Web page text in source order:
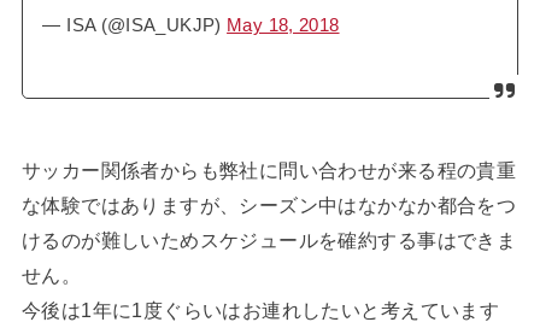
— ISA (@ISA_UKJP) May 18, 2018
サッカー関係者からも弊社に問い合わせが来る程の貴重
な体験ではありますが、シーズン中はなかなか都合をつ
けるのが難しいためスケジュールを確約する事はできま
せん。
今後は1年に1度ぐらいはお連れしたいと考えています